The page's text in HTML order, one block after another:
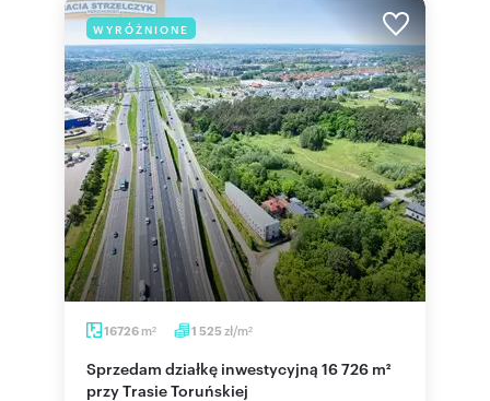
WYRÓŻNIONE
16726 m2 1 525 zł/m2
Sprzedam działkę inwestycyjną 16 726 m²
przy Trasie Toruńskiej